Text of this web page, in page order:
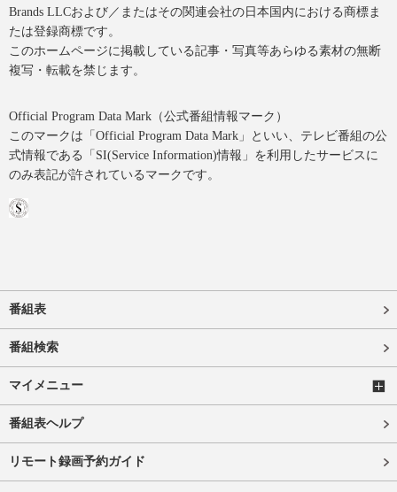
Brands LLCおよび／またはその関連会社の日本国内における商標ま
たは登録商標です。
このホームページに掲載している記事・写真等あらゆる素材の無断
複写・転載を禁じます。
Official Program Data Mark（公式番組情報マーク）
このマークは「Official Program Data Mark」といい、テレビ番組の公
式情報である「SI(Service Information)情報」を利用したサービスに
のみ表記が許されているマークです。
番組表
番組検索
マイメニュー
番組表ヘルプ
リモート録画予約ガイド